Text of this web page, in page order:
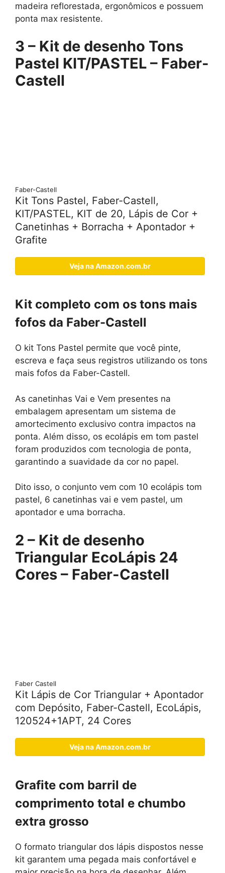
madeira reflorestada, ergonômicos e possuem
ponta max resistente.
3 – Kit de desenho Tons
Pastel KIT/PASTEL – Faber-
Castell
Faber-Castell
Kit Tons Pastel, Faber-Castell,
KIT/PASTEL, KIT de 20, Lápis de Cor +
Canetinhas + Borracha + Apontador +
Grafite
Veja na Amazon.com.br
Kit completo com os tons mais
fofos da Faber-Castell
O kit Tons Pastel permite que você pinte,
escreva e faça seus registros utilizando os tons
mais fofos da Faber-Castell.
As canetinhas Vai e Vem presentes na
embalagem apresentam um sistema de
amortecimento exclusivo contra impactos na
ponta. Além disso, os ecolápis em tom pastel
foram produzidos com tecnologia de ponta,
garantindo a suavidade da cor no papel.
Dito isso, o conjunto vem com 10 ecolápis tom
pastel, 6 canetinhas vai e vem pastel, um
apontador e uma borracha.
2 – Kit de desenho
Triangular EcoLápis 24
Cores – Faber-Castell
Faber Castell
Kit Lápis de Cor Triangular + Apontador
com Depósito, Faber-Castell, EcoLápis,
120524+1APT, 24 Cores
Veja na Amazon.com.br
Grafite com barril de
comprimento total e chumbo
extra grosso
O formato triangular dos lápis dispostos nesse
kit garantem uma pegada mais confortável e